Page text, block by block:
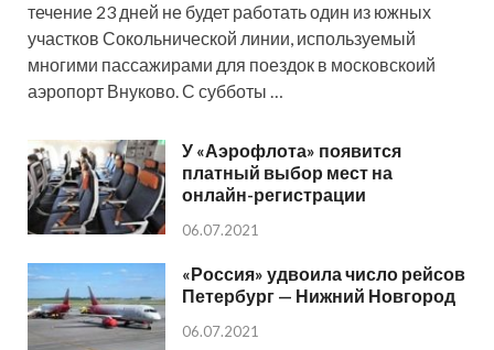
течение 23 дней не будет работать один из южных
участков Сокольнической линии, используемый
многими пассажирами для поездок в московскоий
аэропорт Внуково. С субботы …
У «Аэрофлота» появится
платный выбор мест на
онлайн-регистрации
06.07.2021
«Россия» удвоила число рейсов
Петербург — Нижний Новгород
06.07.2021